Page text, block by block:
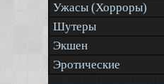
Ужасы (Хорроры)
Шутеры
Экшен
Эротические